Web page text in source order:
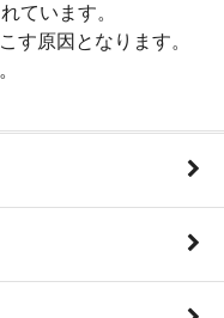
ています。
す原因となります。